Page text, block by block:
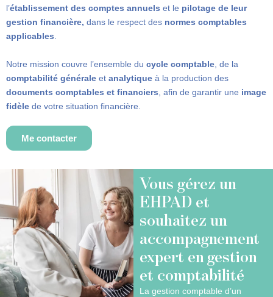
l’établissement des comptes annuels et le pilotage de leur
gestion financière, dans le respect des normes comptables
applicables
Notre mission couvre l’ensemble du cycle comptable , de la
comptabilité générale et analytique à la production des
documents comptables et financiers , afin de garantir une image
fidèle de votre situation financière.
Me contacter
Vous gérez un
EHPAD et
souhaitez un
accompagnement
expert en gestion
et comptabilité
La gestion comptable d’un